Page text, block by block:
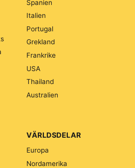
Spanien
Italien
Portugal
Grekland
Frankrike
USA
Thailand
Australien
VÄRLDSDELAR
Europa
Nordamerika